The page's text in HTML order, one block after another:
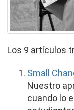
Los 9 artículos
Small
Nuestro
cuando lo